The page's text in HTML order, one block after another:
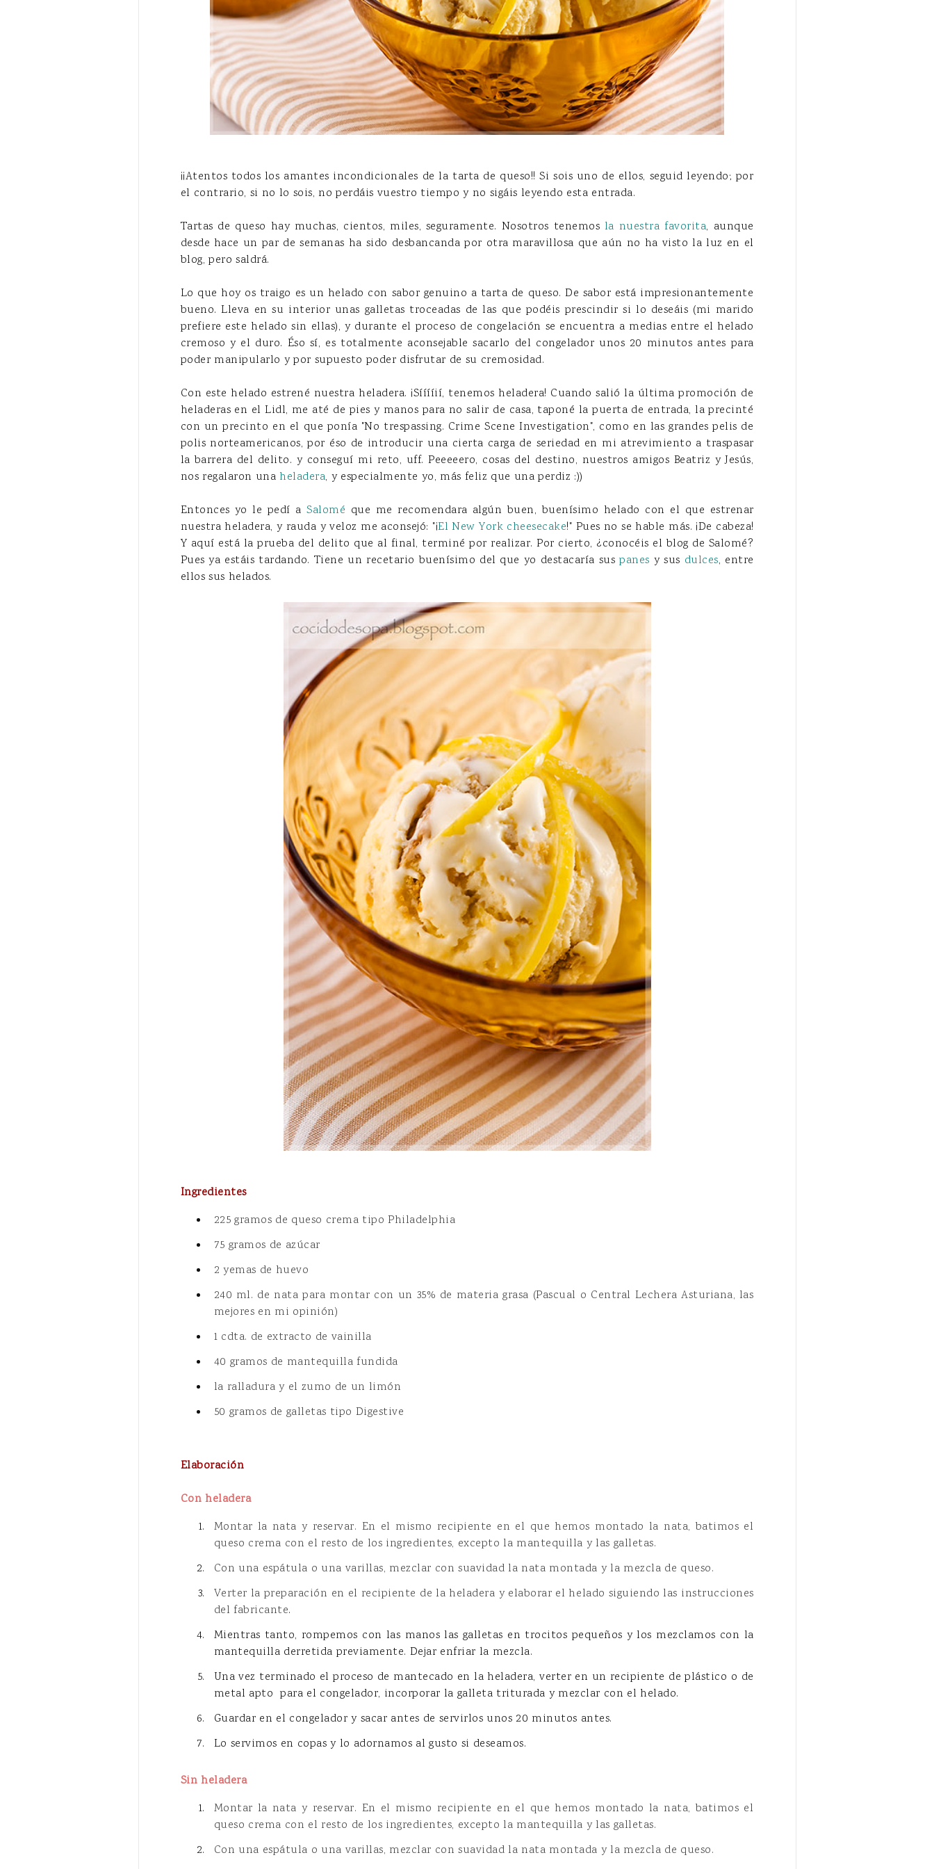
¡¡Atentos todos los amantes incondicionales de la tarta de queso!! Si sois uno de ellos, seguid leyendo; por
el contrario, si no lo sois, no perdáis vuestro tiempo y no sigáis leyendo esta entrada.
Tartas de queso hay muchas, cientos, miles, seguramente. Nosotros tenemos la nuestra favorita, aunque
desde hace un par de semanas ha sido desbancanda por otra maravillosa que aún no ha visto la luz en el
blog, pero saldrá.
Lo que hoy os traigo es un helado con sabor genuino a tarta de queso. De sabor está impresionantemente
bueno. Lleva en su interior unas galletas troceadas de las que podéis prescindir si lo deseáis (mi marido
prefiere este helado sin ellas), y durante el proceso de congelación se encuentra a medias entre el helado
cremoso y el duro. Éso sí, es totalmente aconsejable sacarlo del congelador unos 20 minutos antes para
poder manipularlo y por supuesto poder disfrutar de su cremosidad.
Con este helado estrené nuestra heladera. ¡Sííííií, tenemos heladera! Cuando salió la última promoción de
heladeras en el Lidl, me até de pies y manos para no salir de casa, taponé la puerta de entrada, la precinté
con un precinto en el que ponía "No trespassing. Crime Scene Investigation", como en las grandes pelis de
polis norteamericanos, por éso de introducir una cierta carga de seriedad en mi atrevimiento a traspasar
la barrera del delito. y conseguí mi reto, uff. Peeeeero, cosas del destino, nuestros amigos Beatriz y Jesús,
nos regalaron una heladera, y especialmente yo, más feliz que una perdiz :))
Entonces yo le pedí aSalomé que me recomendara algún buen, buenísimo helado con el que estrenar
nuestra heladera, y rauda y veloz me aconsejó: "¡El New York cheesecake!" Pues no se hable más. ¡De cabeza!
Y aquí está la prueba del delito que al final, terminé por realizar. Por cierto, ¿conocéis el blog de Salomé?
Pues ya estáis tardando. Tiene un recetario buenísimo del que yo destacaría suspanes y sus dulces, entre
ellos sus helados.
Ingredientes
225 gramos de queso crema tipo Philadelphia
75 gramos de azúcar
2 yemas de huevo
240 ml. de nata para montar con un 35% de materia grasa (Pascual o Central Lechera Asturiana, las
mejores en mi opinión)
1 cdta. de extracto de vainilla
40 gramos de mantequilla fundida
la ralladura y el zumo de un limón
50 gramos de galletas tipo Digestive
Elaboración
Con heladera
Montar la nata y reservar. En el mismo recipiente en el que hemos montado la nata, batimos el
queso crema con el resto de los ingredientes, excepto la mantequilla y las galletas.
Con una espátula o una varillas, mezclar con suavidad la nata montada y la mezcla de queso.
Verter la preparación en el recipiente de la heladera y elaborar el helado siguiendo las instrucciones
del fabricante.
Mientras tanto, rompemos con las manos las galletas en trocitos pequeños y los mezclamos con la
mantequilla derretida previamente. Dejar enfriar la mezcla.
Una vez terminado el proceso de mantecado en la heladera, verter en un recipiente de plástico o de
metal apto para el congelador, incorporar la galleta triturada y mezclar con el helado.
Guardar en el congelador y sacar antes de servirlos unos 20 minutos antes.
Lo servimos en copas y lo adornamos al gusto si deseamos.
Sin heladera
Montar la nata y reservar. En el mismo recipiente en el que hemos montado la nata, batimos el
queso crema con el resto de los ingredientes, excepto la mantequilla y las galletas.
Con una espátula o una varillas, mezclar con suavidad la nata montada y la mezcla de queso.